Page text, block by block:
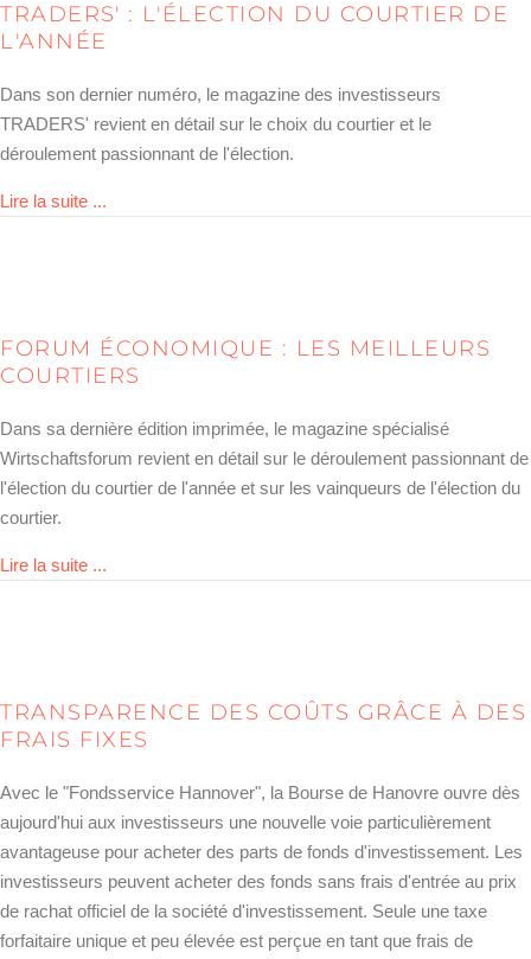
TRADERS' : L'ÉLECTION DU COURTIER DE
L'ANNÉE
Dans son dernier numéro, le magazine des investisseurs
TRADERS' revient en détail sur le choix du courtier et le
déroulement passionnant de l'élection.
Lire la suite ...
FORUM ÉCONOMIQUE : LES MEILLEURS
COURTIERS
Dans sa dernière édition imprimée, le magazine spécialisé
Wirtschaftsforum revient en détail sur le déroulement passionnant de
l'élection du courtier de l'année et sur les vainqueurs de l'élection du
courtier.
Lire la suite ...
TRANSPARENCE DES COÛTS GRÂCE À DES
FRAIS FIXES
Avec le "Fondsservice Hannover", la Bourse de Hanovre ouvre dès
aujourd'hui aux investisseurs une nouvelle voie particulièrement
avantageuse pour acheter des parts de fonds d'investissement. Les
investisseurs peuvent acheter des fonds sans frais d'entrée au prix
de rachat officiel de la société d'investissement. Seule une taxe
forfaitaire unique et peu élevée est perçue en tant que frais de